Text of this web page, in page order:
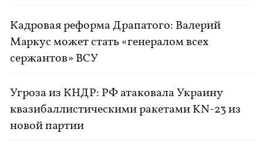
Кадровая реформа Драпатого: Валерий
Маркус может стать «генералом всех
сержантов» ВСУ
Угроза из КНДР: РФ атаковала Украину
квазибаллистическими ракетами KN-23 из
новой партии